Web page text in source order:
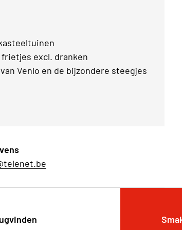
excl. dranken
Venlo en de bijzondere steegjes